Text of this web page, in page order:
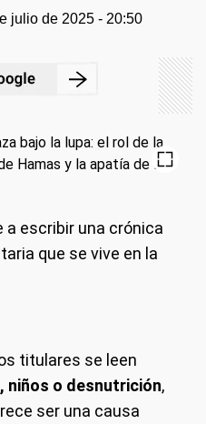
julio de 2025 - 20:50
a escribir una crónica
que se vive en la
titulares se leen
niños o desnutrición,
ser una causa